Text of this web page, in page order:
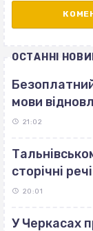
ОСТАННІ
мови
21:02
сторічні
20:01
У Черкасах